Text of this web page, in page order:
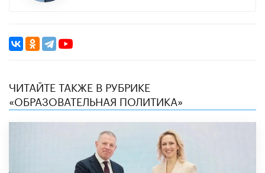
ЧИТАЙТЕ ТАКЖЕ В РУБРИКЕ
«ОБРАЗОВАТЕЛЬНАЯ ПОЛИТИКА»